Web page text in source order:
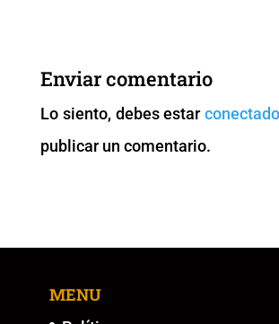
b
o
o
k
A
p
p k
er
Enviar comentario
Lo siento, debes estarconectado
publicar un comentario.
MENU